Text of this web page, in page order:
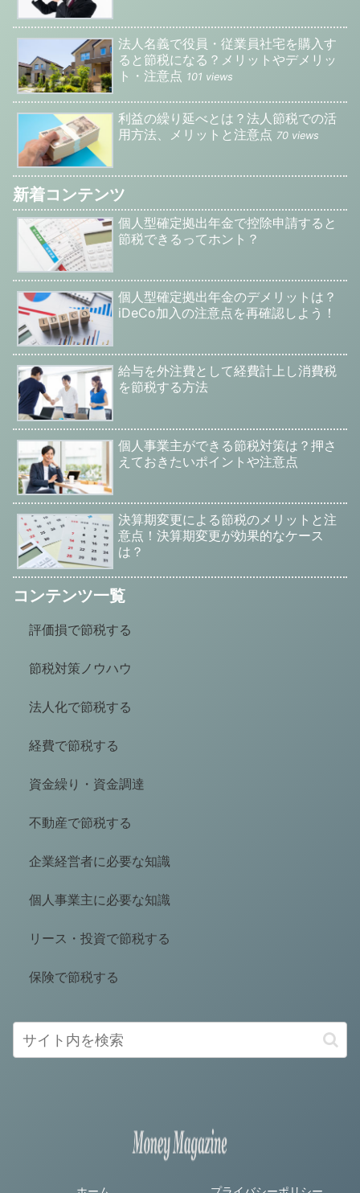
法人名義で役員・従業員社宅を購入す
ると節税になる？メリットやデメリッ
ト・注意点 101 views
利益の繰り延べとは？法人節税での活
用方法、メリットと注意点 70 views
新着コンテンツ
個人型確定拠出年金で控除申請すると
節税できるってホント？
個人型確定拠出年金のデメリットは？
iDeCo加入の注意点を再確認しよう！
給与を外注費として経費計上し消費税
を節税する方法
個人事業主ができる節税対策は？押さ
えておきたいポイントや注意点
決算期変更による節税のメリットと注
意点！決算期変更が効果的なケース
は？
コンテンツ一覧
評価損で節税する
節税対策ノウハウ
法人化で節税する
経費で節税する
資金繰り・資金調達
不動産で節税する
企業経営者に必要な知識
個人事業主に必要な知識
リース・投資で節税する
保険で節税する